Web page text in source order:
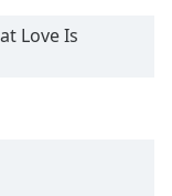
Love Is